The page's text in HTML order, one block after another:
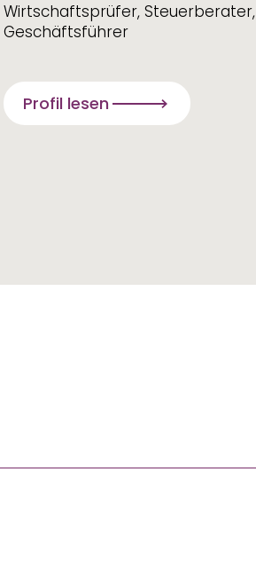
Wirtschaftsprüfer, Steuerberater,
Geschäftsführer
Profil lesen